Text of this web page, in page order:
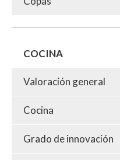
COCINA
Valoración general
Cocina
Grado de innovación